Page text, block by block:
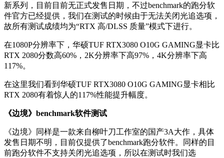
新系列，目前目前无正式发售日期，不过benchmark的跑分软
件官方已经提供，我们在测试的时候由于无法关闭光追选项，
故所有测试成绩均为“RTX 高/DLSS 质量”模式下进行。
在1080P分辨率下，华硕TUF RTX3080 O10G GAMING显卡比
RTX 2080分数高60%，2K分辨率下高97%，4K分辨率下高
117%。
在这里我们看到华硕TUF RTX3080 O10G GAMING显卡相比
RTX 2080有着惊人的117%性能提升幅度。
《边境》benchmark软件测试
《边境》同样是一款来自柳叶刀工作室的国产3A大作，具体
发售日期不明，目前仅提供了benchmark跑分软件。同样的目
前跑分软件不支持关闭光追选项，所以在测试时我们选